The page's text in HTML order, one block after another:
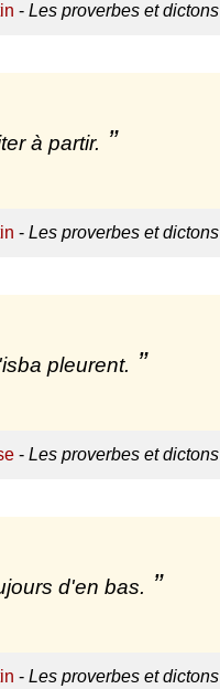
- Les proverbes et
à partir.
- Les proverbes et
pleurent.
- Les proverbes et
d'en bas.
- Les proverbes et